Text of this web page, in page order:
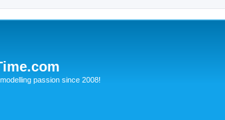
passion since 2008!